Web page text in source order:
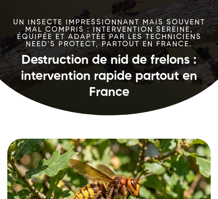
UN INSECTE IMPRESSIONNANT MAIS SOUVENT
MAL COMPRIS : INTERVENTION SEREINE,
ÉQUIPÉE ET ADAPTÉE PAR LES TECHNICIENS
NEED'S PROTECT, PARTOUT EN FRANCE.
Destruction de nid de frelons :
intervention rapide partout en
France